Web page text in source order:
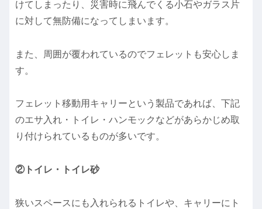
けてしまったり、災害時に飛んでくる小石やガラス片
に対して無防備になってしまいます。
また、周囲が覆われているのでフェレットも安心しま
す。
フェレット移動用キャリーという製品であれば、下記
のエサ入れ・トイレ・ハンモックなどがあらかじめ取
り付けられているものが多いです。
②トイレ・トイレ砂
狭いスペースにも入れられるトイレや、キャリーにト